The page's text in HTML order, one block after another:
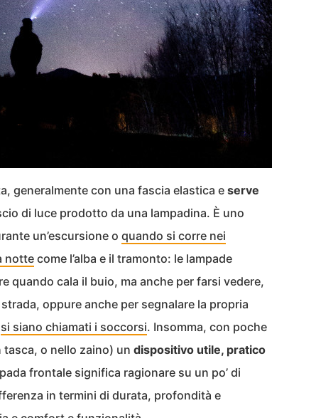
generalmente con una fascia elastica e serve
di luce prodotto da una lampadina. È uno
un’escursione o quando si corre nei
notte come l’alba e il tramonto: le lampade
quando cala il buio, ma anche per farsi vedere,
oppure anche per segnalare la propria
si siano chiamati i soccorsi. Insomma, con poche
o nello zaino) un dispositivo utile, pratico
frontale significa ragionare su un po’ di
in termini di durata, profondità e